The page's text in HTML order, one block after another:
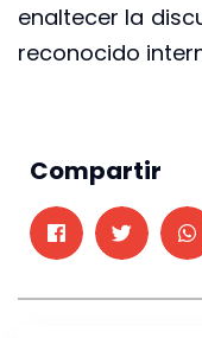
enaltecer la
reconocido
Compartir